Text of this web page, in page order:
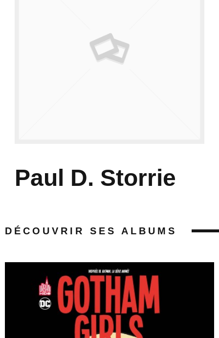
Paul D. Storrie
DÉCOUVRIR SES ALBUMS